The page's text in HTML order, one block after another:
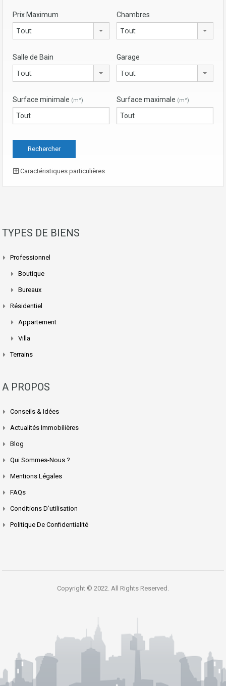
Prix Maximum
Tout
Chambres
Tout
Salle de Bain
Tout
Garage
Tout
Surface minimale (m²) Surface maximale (m²)
Caractéristiques particulières
TYPES DE BIENS
Professionnel
Boutique
Bureaux
Résidentiel
Appartement
Villa
Terrains
A PROPOS
Conseils & Idées
Actualités Immobilières
Blog
Qui Sommes-Nous ?
Mentions Légales
FAQs
Conditions D’utilisation
Politique De Confidentialité
Copyright © 2022. All Rights Reserved.